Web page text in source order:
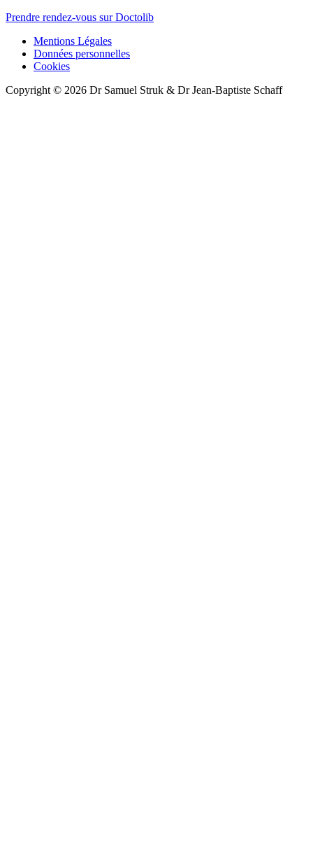
Prendre rendez-vous sur Doctolib
Mentions Légales
Données personnelles
Cookies
Copyright © 2026 Dr Samuel Struk & Dr Jean-Baptiste Schaff